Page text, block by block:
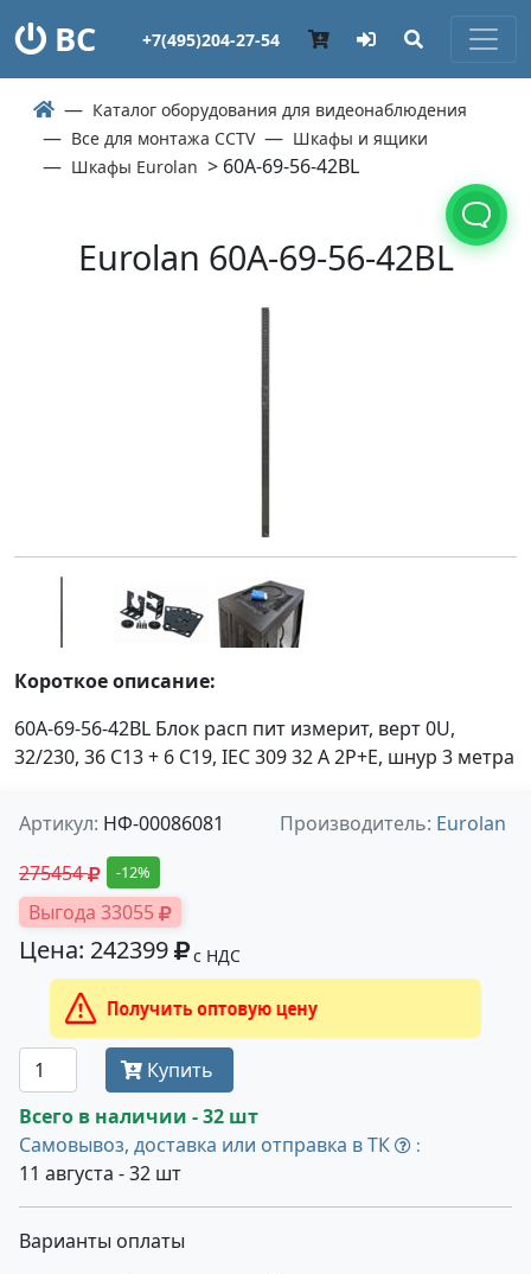
ВС +7(495)204-27-54
Каталог оборудования для видеонаблюдения
Все для монтажа CCTV
Шкафы и ящики
Шкафы Eurolan > 60A-69-56-42BL
Eurolan 60A-69-56-42BL
Короткое описание:
60A-69-56-42BL Блок расп пит измерит, верт 0U,
32/230, 36 C13 + 6 C19, IEC 309 32 A 2P+E, шнур 3 метра
Артикул: НФ-00086081 Производитель: Eurolan
275454
-12%
Выгода 33055
Цена: 242399 с НДС
Получить оптовую цену
Купить
Всего в наличии - 32 шт
Самовывоз, доставка или отправка в ТК
:
11 августа - 32 шт
Варианты оплаты